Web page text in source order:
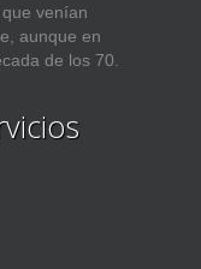
venían
aunque en
de los 70.